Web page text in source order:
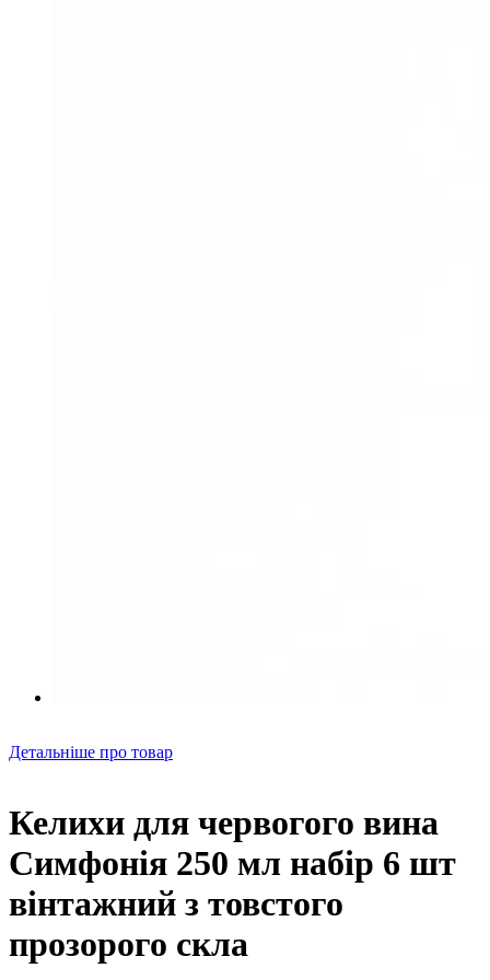
Детальніше про товар
Келихи для червогого вина
Симфонія 250 мл набір 6 шт
вінтажний з товстого
прозорого скла